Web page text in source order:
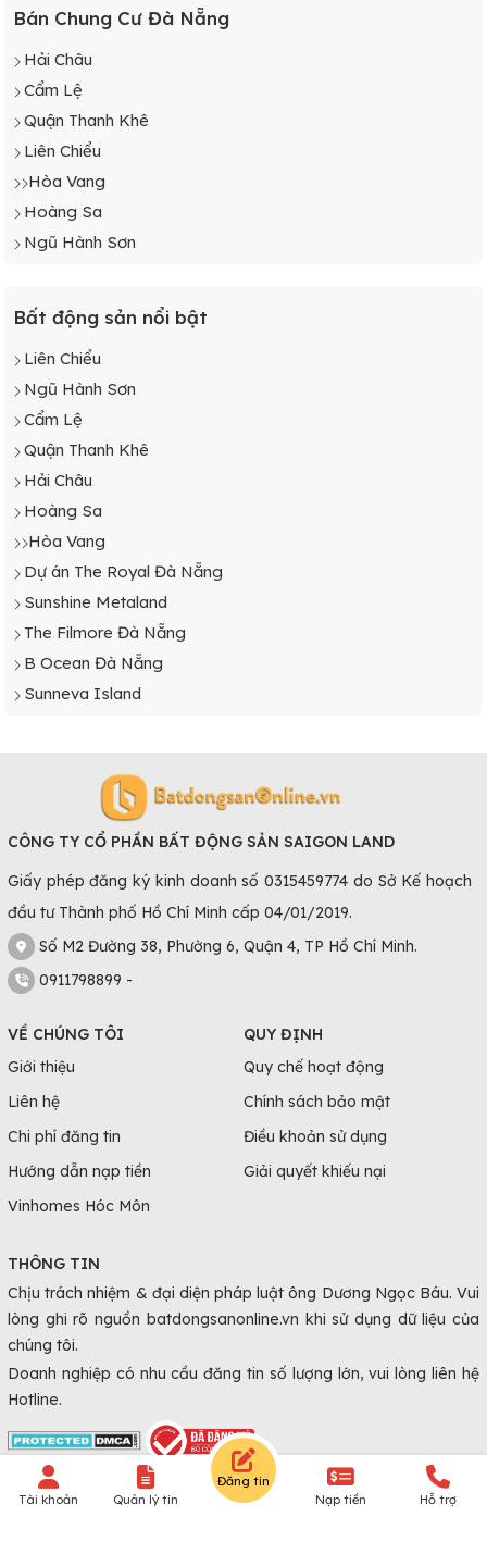
Bán Chung Cư Đà Nẵng
Hải Châu
Cẩm Lệ
Quận Thanh Khê
Liên Chiểu
Hòa Vang
Hoàng Sa
Ngũ Hành Sơn
Bất động sản nổi bật
Liên Chiểu
Ngũ Hành Sơn
Cẩm Lệ
Quận Thanh Khê
Hải Châu
Hoàng Sa
Hòa Vang
Dự án The Royal Đà Nẵng
Sunshine Metaland
The Filmore Đà Nẵng
B Ocean Đà Nẵng
Sunneva Island
CÔNG TY CỔ PHẦN BẤT ĐỘNG SẢN SAIGON LAND
Giấy phép đăng ký kinh doanh số 0315459774 do Sở Kế hoạch
đầu tư Thành phố Hồ Chí Minh cấp 04/01/2019.
Số M2 Đường 38, Phường 6, Quận 4, TP Hồ Chí Minh.
0911798899 -
VỀ CHÚNG TÔI
Giới thiệu
Liên hệ
Chi phí đăng tin
Hướng dẫn nạp tiền
Vinhomes Hóc Môn
QUY ĐỊNH
Quy chế hoạt động
Chính sách bảo mật
Điều khoản sử dụng
Giải quyết khiếu nại
THÔNG TIN
Chịu trách nhiệm & đại diện pháp luật ông Dương Ngọc Báu. Vui
lòng ghi rõ nguồn batdongsanonline.vn khi sử dụng dữ liệu của
chúng tôi.
Doanh nghiệp có nhu cầu đăng tin số lượng lớn, vui lòng liên hệ
Hotline.
© Copyright 2010 - 2026 Batdongsanonline.vn.
Tài khoản Quản lý tin
Đăng tin
Nạp tiền
Hỗ trợ